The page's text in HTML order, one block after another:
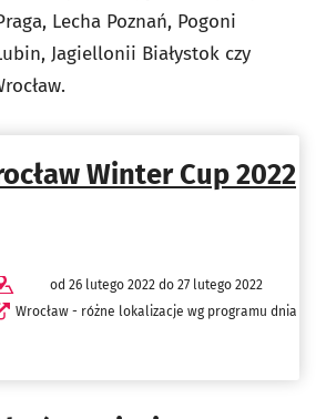
Lecha Poznań, Pogoni
Jagiellonii Białystok czy
Winter Cup 2022
od 26 lutego 2022 do 27 lutego 2022
Wrocław - różne lokalizacje wg programu dnia